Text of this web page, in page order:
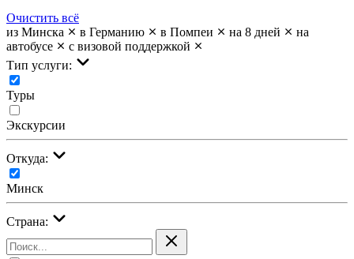
Очистить всё
из Минска
в Германию в Помпеи на 8 дней
на
автобусе
с визовой поддержкой
Тип услуги:
Туры
Экскурсии
Откуда:
Минск
Страна: